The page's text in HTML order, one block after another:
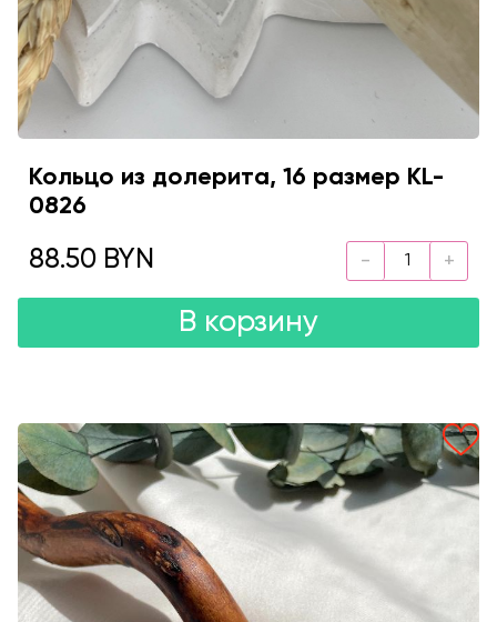
Кольцо из долерита, 16 размер KL-
0826
88.50 BYN
В корзину